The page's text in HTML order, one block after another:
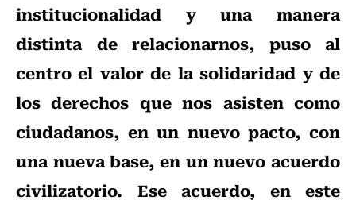
institucionalidad y una manera
distinta de relacionarnos, puso al
centro el valor de la solidaridad y de
los derechos que nos asisten como
ciudadanos, en un nuevo pacto, con
una nueva base, en un nuevo acuerdo
civilizatorio. Ese acuerdo, en este